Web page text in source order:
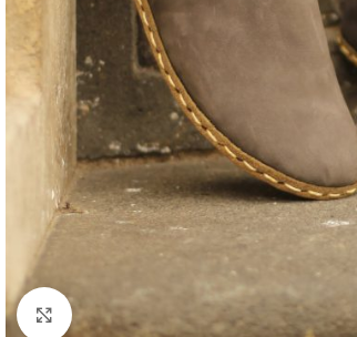
Resmi büyütmek için tıklayın